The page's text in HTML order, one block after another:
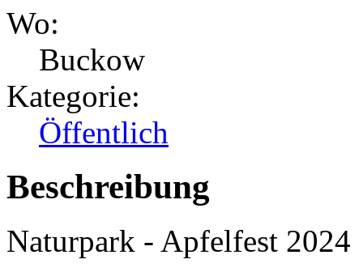
Wo:
Buckow
Kategorie:
Öffentlich
Beschreibung
Naturpark - Apfelfest 2024